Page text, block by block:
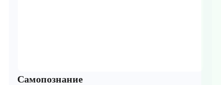
Самопознание